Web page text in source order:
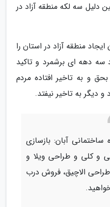
دلیل سه لکه منطقه آزاد در
منطقه آزاد در استان را
دهه ای برشمرد و تاکید
بحق و به تاخیر افتاده مردم
دیگر به تاخیر نیفتد.
ساختمانی آبان: بازسازی
و کلی و طراحی ویلا و
الاچیق، فروش درب